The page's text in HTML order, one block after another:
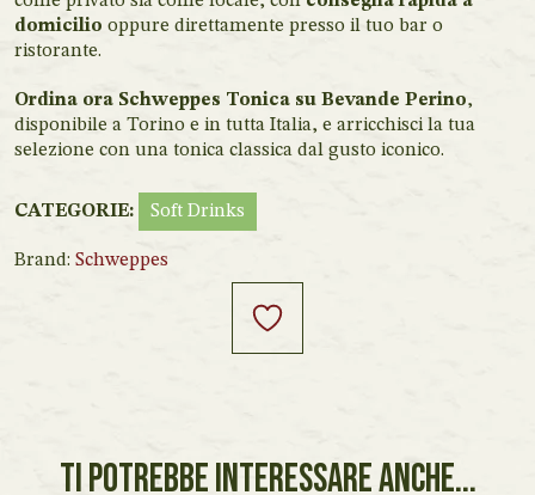
domicilio oppure direttamente presso il tuo bar o
ristorante.
Ordina ora Schweppes Tonica su Bevande Perino,
disponibile a Torino e in tutta Italia, e arricchisci la tua
selezione con una tonica classica dal gusto iconico.
CATEGORIE: Soft Drinks
Brand: Schweppes
TI POTREBBE INTERESSARE ANCHE...